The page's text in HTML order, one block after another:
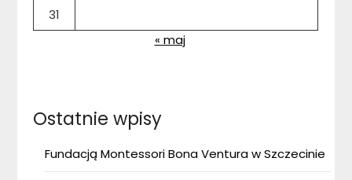
31
« maj
Ostatnie wpisy
Fundacją Montessori Bona Ventura w Szczecinie